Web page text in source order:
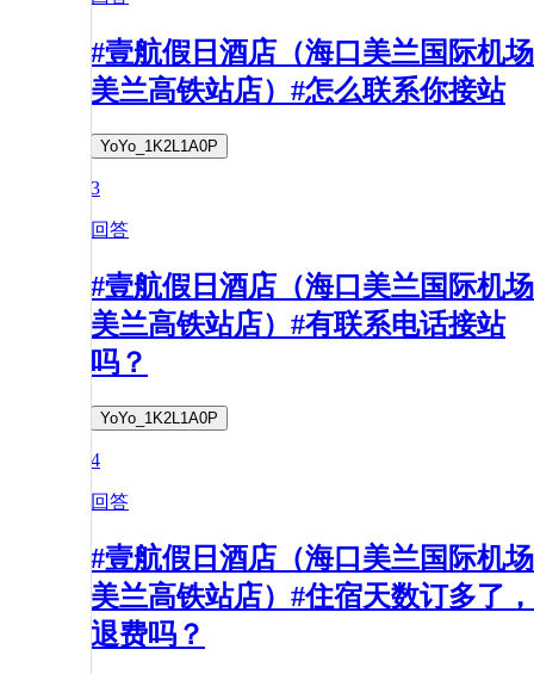
#壹航假日酒店（海口美兰国际机场
美兰高铁站店）#怎么联系你接站
YoYo_1K2L1A0P
3
回答
#壹航假日酒店（海口美兰国际机场
美兰高铁站店）#有联系电话接站
吗？
YoYo_1K2L1A0P
4
回答
#壹航假日酒店（海口美兰国际机场
美兰高铁站店）#住宿天数订多了，
退费吗？